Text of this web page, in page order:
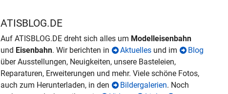
ATISBLOG.DE
Auf ATISBLOG.DE dreht sich alles um Modelleisenbahn
und Eisenbahn. Wir berichten in Aktuelles und im
Blog
über Ausstellungen, Neuigkeiten, unsere Basteleien,
Reparaturen, Erweiterungen und mehr. Viele schöne Fotos,
auch zum Herunterladen, in den
Bildergalerien. Noch